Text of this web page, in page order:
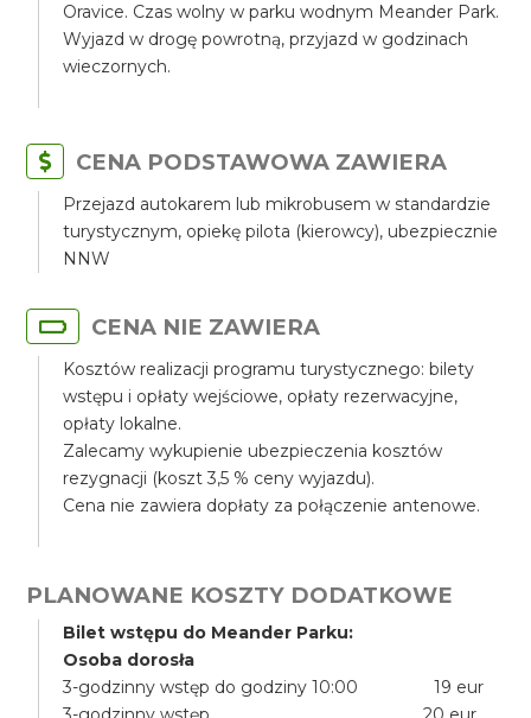
Oravice. Czas wolny w parku wodnym Meander Park.
Wyjazd w drogę powrotną, przyjazd w godzinach
wieczornych.
CENA PODSTAWOWA ZAWIERA
Przejazd autokarem lub mikrobusem w standardzie
turystycznym, opiekę pilota (kierowcy), ubezpiecznie
NNW
CENA NIE ZAWIERA
Kosztów realizacji programu turystycznego: bilety
wstępu i opłaty wejściowe, opłaty rezerwacyjne,
opłaty lokalne.
Zalecamy wykupienie ubezpieczenia kosztów
rezygnacji (koszt 3,5 % ceny wyjazdu).
Cena nie zawiera dopłaty za połączenie antenowe.
PLANOWANE KOSZTY DODATKOWE
Bilet wstępu do Meander Parku:
Osoba dorosła
3-godzinny wstęp do godziny 10:00 19 eur